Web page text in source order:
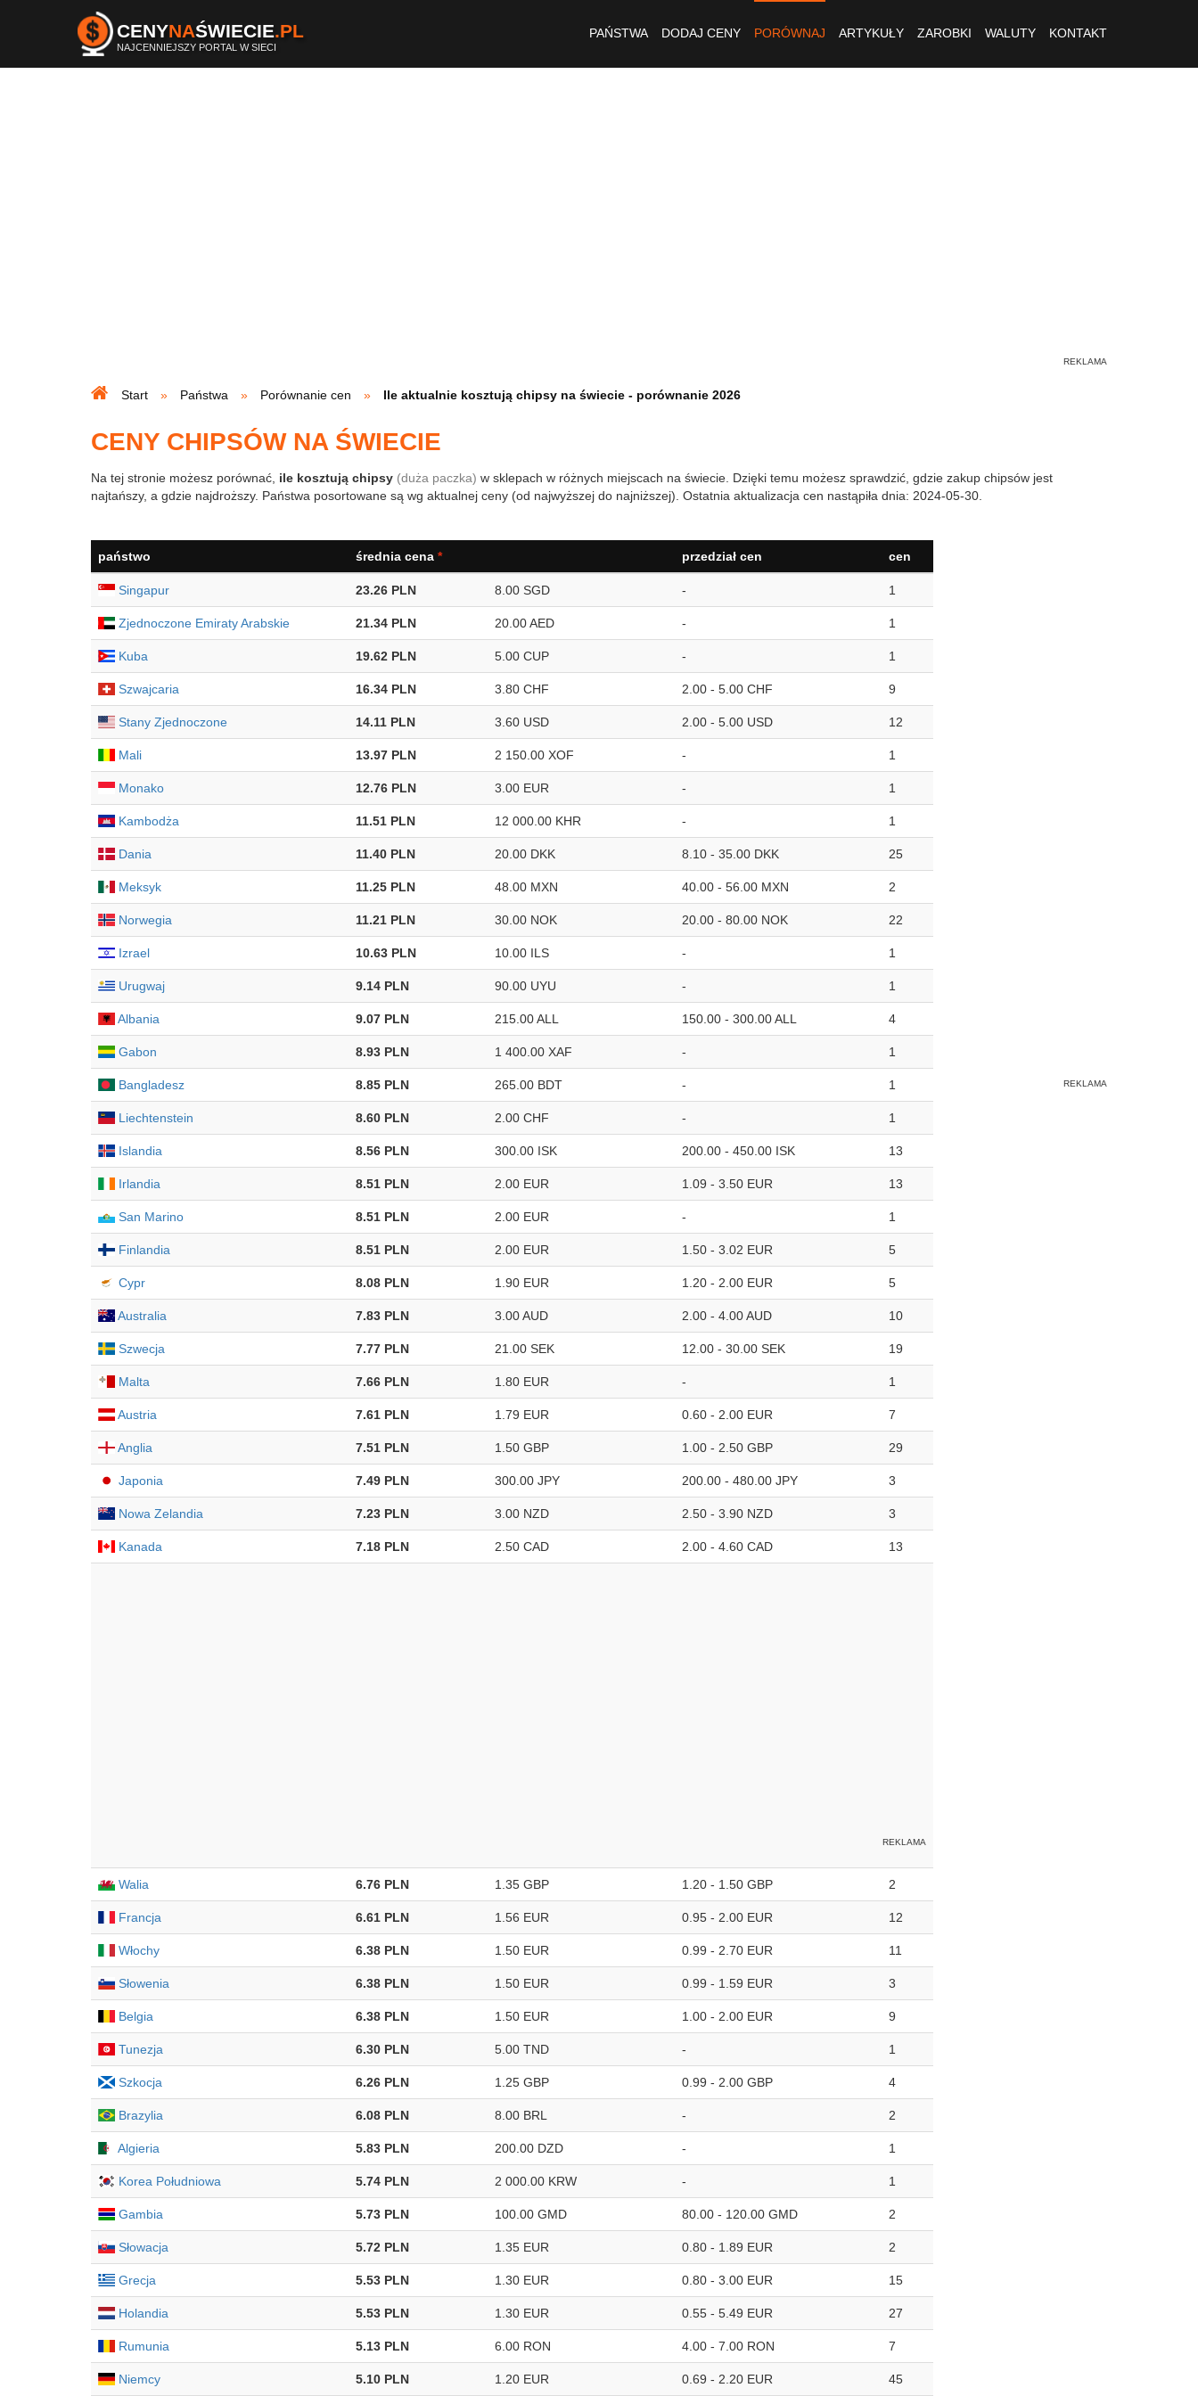
CENYNAŚWIECIE.PL
NAJCENNIEJSZY PORTAL W SIECI
PAŃSTWA DODAJ CENY PORÓWNAJ ARTYKUŁY ZAROBKI WALUTY KONTAKT
Start Państwa Porównanie cen Ile aktualnie kosztują chipsy na świecie - porównanie 2026
CENY CHIPSÓW NA ŚWIECIE
Na tej stronie możesz porównać, ile kosztują chipsy (duża paczka) w sklepach w różnych miejscach na świecie. Dzięki temu możesz sprawdzić, gdzie zakup chipsów jest
najtańszy, a gdzie najdroższy. Państwa posortowane są wg aktualnej ceny (od najwyższej do najniższej). Ostatnia aktualizacja cen nastąpiła dnia: 2024-05-30.
państwo średnia cena * przedział cen cen
Singapur 23.26 PLN 8.00 SGD - 1
Zjednoczone Emiraty Arabskie 21.34 PLN 20.00 AED - 1
Kuba 19.62 PLN 5.00 CUP - 1
Szwajcaria 16.34 PLN 3.80 CHF 2.00 - 5.00 CHF 9
Stany Zjednoczone 14.11 PLN 3.60 USD 2.00 - 5.00 USD 12
Mali 13.97 PLN 2 150.00 XOF - 1
Monako 12.76 PLN 3.00 EUR - 1
Kambodża 11.51 PLN 12 000.00 KHR - 1
Dania 11.40 PLN 20.00 DKK 8.10 - 35.00 DKK 25
Meksyk 11.25 PLN 48.00 MXN 40.00 - 56.00 MXN 2
Norwegia 11.21 PLN 30.00 NOK 20.00 - 80.00 NOK 22
Izrael 10.63 PLN 10.00 ILS - 1
Urugwaj 9.14 PLN 90.00 UYU - 1
Albania 9.07 PLN 215.00 ALL 150.00 - 300.00 ALL 4
Gabon 8.93 PLN 1 400.00 XAF - 1
Bangladesz 8.85 PLN 265.00 BDT - 1
Liechtenstein 8.60 PLN 2.00 CHF - 1
Islandia 8.56 PLN 300.00 ISK 200.00 - 450.00 ISK 13
Irlandia 8.51 PLN 2.00 EUR 1.09 - 3.50 EUR 13
San Marino 8.51 PLN 2.00 EUR - 1
Finlandia 8.51 PLN 2.00 EUR 1.50 - 3.02 EUR 5
Cypr 8.08 PLN 1.90 EUR 1.20 - 2.00 EUR 5
Australia 7.83 PLN 3.00 AUD 2.00 - 4.00 AUD 10
Szwecja 7.77 PLN 21.00 SEK 12.00 - 30.00 SEK 19
Malta 7.66 PLN 1.80 EUR - 1
Austria 7.61 PLN 1.79 EUR 0.60 - 2.00 EUR 7
Anglia 7.51 PLN 1.50 GBP 1.00 - 2.50 GBP 29
Japonia 7.49 PLN 300.00 JPY 200.00 - 480.00 JPY 3
Nowa Zelandia 7.23 PLN 3.00 NZD 2.50 - 3.90 NZD 3
Kanada 7.18 PLN 2.50 CAD 2.00 - 4.60 CAD 13
Walia 6.76 PLN 1.35 GBP 1.20 - 1.50 GBP 2
Francja 6.61 PLN 1.56 EUR 0.95 - 2.00 EUR 12
Włochy 6.38 PLN 1.50 EUR 0.99 - 2.70 EUR 11
Słowenia 6.38 PLN 1.50 EUR 0.99 - 1.59 EUR 3
Belgia 6.38 PLN 1.50 EUR 1.00 - 2.00 EUR 9
Tunezja 6.30 PLN 5.00 TND - 1
Szkocja 6.26 PLN 1.25 GBP 0.99 - 2.00 GBP 4
Brazylia 6.08 PLN 8.00 BRL - 2
Algieria 5.83 PLN 200.00 DZD - 1
Korea Południowa 5.74 PLN 2 000.00 KRW - 1
Gambia 5.73 PLN 100.00 GMD 80.00 - 120.00 GMD 2
Słowacja 5.72 PLN 1.35 EUR 0.80 - 1.89 EUR 2
Grecja 5.53 PLN 1.30 EUR 0.80 - 3.00 EUR 15
Holandia 5.53 PLN 1.30 EUR 0.55 - 5.49 EUR 27
Rumunia 5.13 PLN 6.00 RON 4.00 - 7.00 RON 7
Niemcy 5.10 PLN 1.20 EUR 0.69 - 2.20 EUR 45